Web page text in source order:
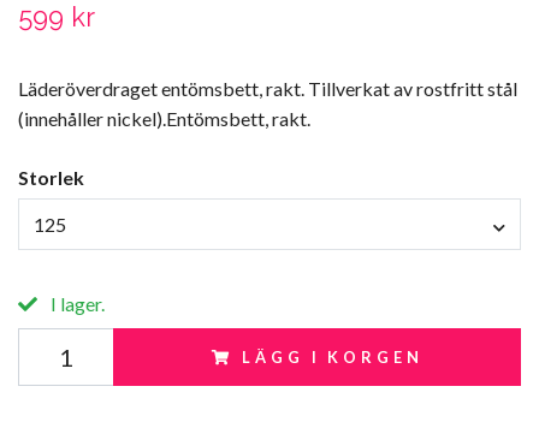
599 kr
Läderöverdraget entömsbett, rakt. Tillverkat av rostfritt stål
(innehåller nickel).Entömsbett, rakt.
Storlek
125
I lager.
LÄGG I KORGEN